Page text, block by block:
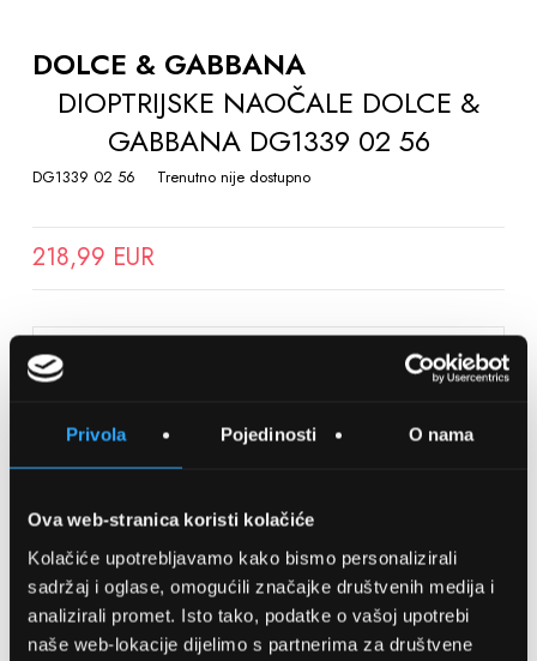
Privola Pojedinosti O nama
Ova web-stranica koristi kolačiće
Kolačiće upotrebljavamo kako bismo personalizirali
sadržaj i oglase, omogućili značajke društvenih medija i
analizirali promet. Isto tako, podatke o vašoj upotrebi
naše web-lokacije dijelimo s partnerima za društvene
THE
BEGINNING
GALLERY
DOLCE & GABBANA
DIOPTRIJSKE NAOČALE DOLCE &
GABBANA DG1339 02 56
DG1339 02 56 Trenutno nije dostupno
218,99 EUR
SPREMITE NA LISTU ŽELJA
Detalji